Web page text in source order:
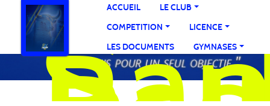
ACCUEIL
LE CLUB
COMPETITION
LICENCE
LES DOCUMENTS
GYMNASES
Panneau de gestion des cookies